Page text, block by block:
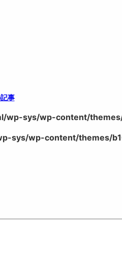
事
wp-sys/wp-content/
sys/wp-content/themes/